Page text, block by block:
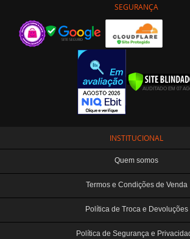
SEGURANÇA
INSTITUCIONAL
Quem somos
Termos e Condições de Venda
Política de Troca e Devoluções
Política de Segurança e